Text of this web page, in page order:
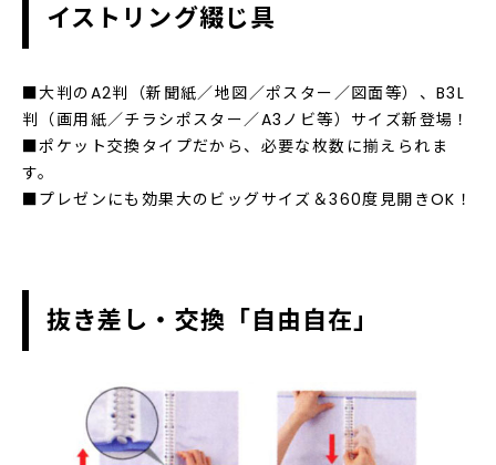
イストリング綴じ具
■大判のA2判（新聞紙／地図／ポスター／図面等）、B3L
判（画用紙／チラシポスター／A3ノビ等）サイズ新登場！
■ポケット交換タイプだから、必要な枚数に揃えられま
す。
■プレゼンにも効果大のビッグサイズ＆360度見開きOK！
抜き差し・交換「自由自在」